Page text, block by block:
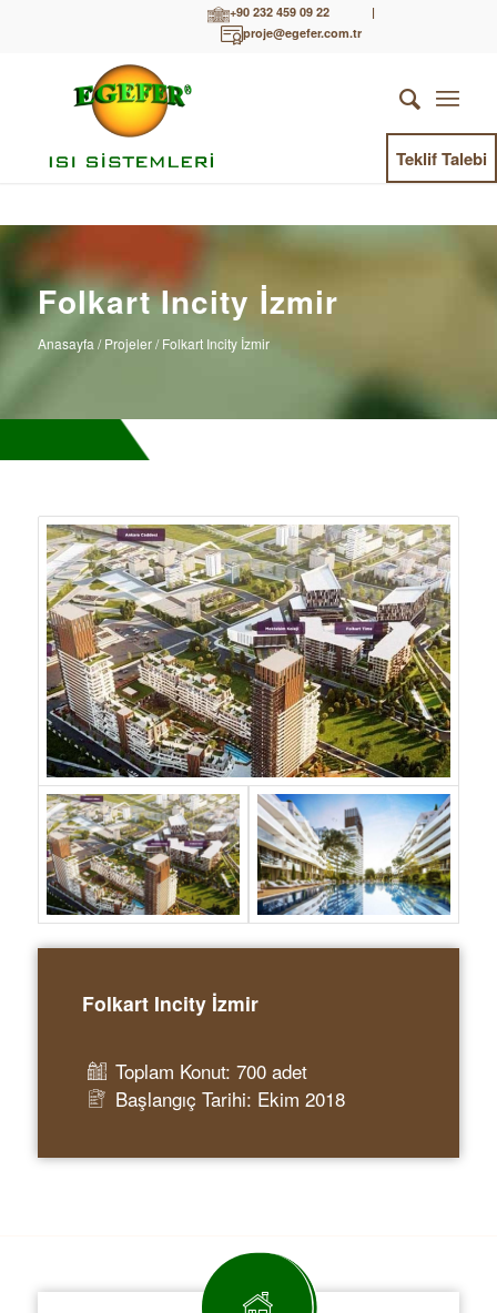
+90 232 459 09 22
|
proje@egefer.com.tr
Teklif Talebi
Folkart Incity İzmir
Anasayfa / Projeler / Folkart Incity İzmir
Folkart Incity İzmir
Toplam Konut: 700 adet
Başlangıç Tarihi: Ekim 2018